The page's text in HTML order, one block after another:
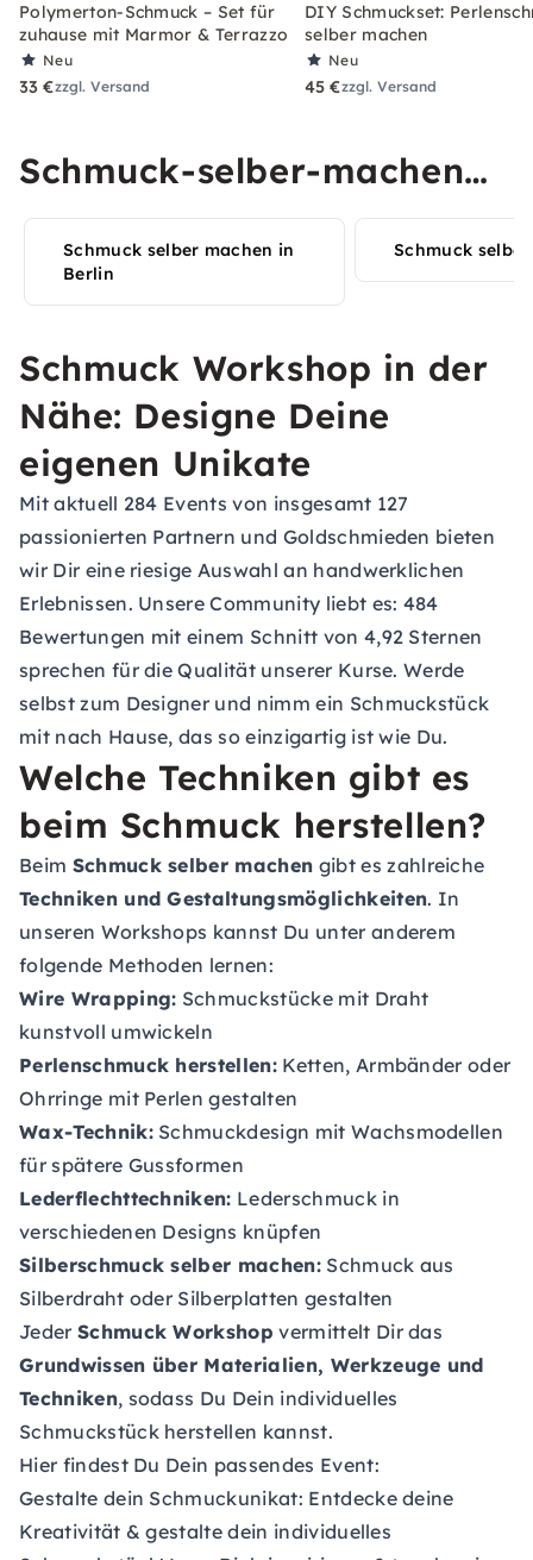
Polymerton-Schmuck – Set für
zuhause mit Marmor & Terrazzo
Neu
33 €zzgl. Versand
DIY Schmuckset:
selber machen
Neu
45 €zzgl. Versand
Schmuck-selber-machen
Erlebnisse in Deiner Stadt
entdecken
Schmuck selber machen in
Berlin
Schmuck
Schmuck Workshop in der
Nähe: Designe Deine
eigenen Unikate
Mit aktuell 284 Events von insgesamt 127
passionierten Partnern und Goldschmieden bieten
wir Dir eine riesige Auswahl an handwerklichen
Erlebnissen. Unsere Community liebt es: 484
Bewertungen mit einem Schnitt von 4,92 Sternen
sprechen für die Qualität unserer Kurse. Werde
selbst zum Designer und nimm ein Schmuckstück
mit nach Hause, das so einzigartig ist wie Du.
Welche Techniken gibt es
beim Schmuck herstellen?
Beim Schmuck selber machen gibt es zahlreiche
Techniken und Gestaltungsmöglichkeiten. In
unseren Workshops kannst Du unter anderem
folgende Methoden lernen:
Wire Wrapping: Schmuckstücke mit Draht
kunstvoll umwickeln
Perlenschmuck herstellen: Ketten, Armbänder oder
Ohrringe mit Perlen gestalten
Wax-Technik:Schmuckdesign mit Wachsmodellen
für spätere Gussformen
Lederflechttechniken: Lederschmuck in
verschiedenen Designs knüpfen
Silberschmuck selber machen:Schmuck aus
Silberdraht oder Silberplatten gestalten
Jeder Schmuck Workshop vermittelt Dir das
Grundwissen über Materialien, Werkzeuge und
Techniken, sodass Du Dein individuelles
Schmuckstück herstellen kannst.
Hier findest Du Dein passendes Event:
Gestalte dein Schmuckunikat: Entdecke deine
Kreativität & gestalte dein individuelles